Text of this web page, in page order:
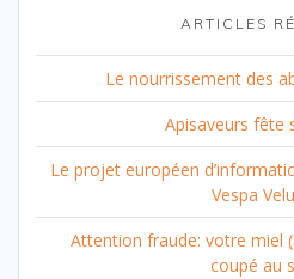
ARTICLES
Le nourrissement des
Apisaveurs fête
Le projet européen
Vespa
Attention fraude: votre miel
coupé au